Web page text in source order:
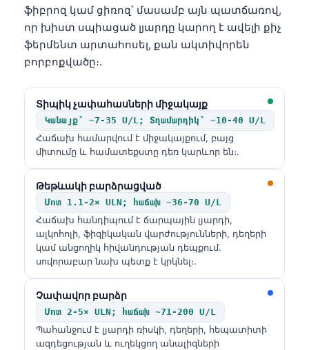
ֆիբրոզ կամ ցիռոզ՝ մասամբ այն պատճառով,
որ խիստ սպիացած լյարդը կարող է ավելի քիչ
ֆերմենտ արտահոսել, քան ակտիվորեն
բորբոքվածը։.
Տիպիկ չափահասների միջակայք
Կանայք՝ ~7-35 U/L; Տղամարդիկ՝ ~10-40 U/L
Հաճախ համարվում է միջակայքում, բայց
միտումը և համատեքստը դեռ կարևոր են։.
Թեթևակի բարձրացված
Մոտ 1.1-2× ULN; հաճախ ~36-70 U/L
Հաճախ հանդիպում է ճարպային լյարդի,
ալկոհոլի, ֆիզիկական վարժությունների, դեղերի
կամ անցողիկ հիվանդության դեպքում.
սովորաբար նախ պետք է կրկնել։.
Չափավոր բարձր
Մոտ 2-5× ULN; հաճախ ~71-200 U/L
Պահանջում է լյարդի ռիսկի, դեղերի, հեպատիտի
ազդեցության և ուղեկցող անալիզների